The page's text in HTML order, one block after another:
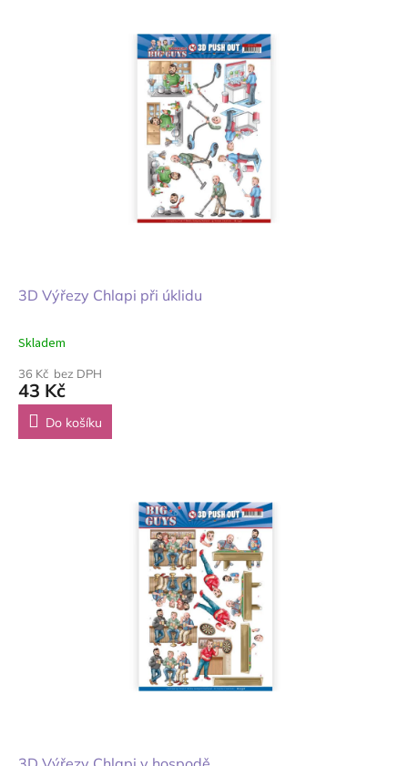
3D Výřezy Chlapi při úklidu
Skladem
36 Kč bez DPH
43 Kč
Do košíku